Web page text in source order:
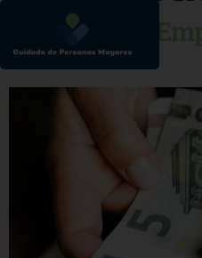
Tabla Salarial
2026